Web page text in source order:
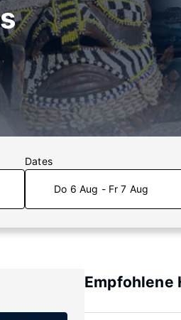
Dates
Do 6 Aug - Fr 7 Aug
Empfohlene